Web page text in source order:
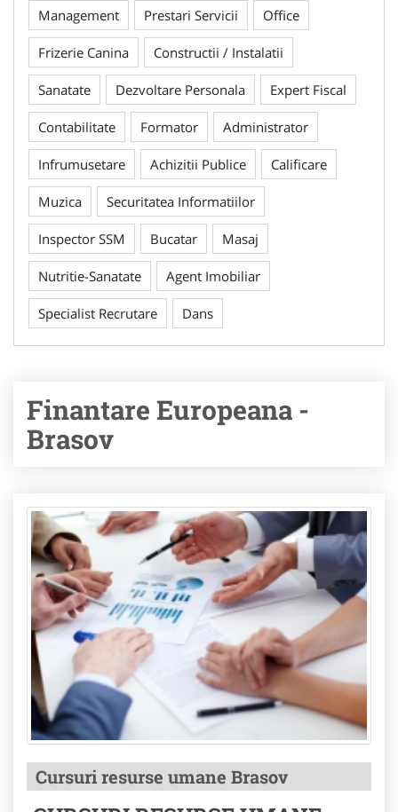
Management Prestari Servicii Office
Frizerie Canina Constructii / Instalatii
Sanatate Dezvoltare Personala Expert Fiscal
Contabilitate Formator Administrator
Infrumusetare Achizitii Publice Calificare
Muzica Securitatea Informatiilor
Inspector SSM Bucatar Masaj
Nutritie-Sanatate Agent Imobiliar
Specialist Recrutare Dans
Finantare Europeana -
Brasov
Cursuri resurse umane Brasov